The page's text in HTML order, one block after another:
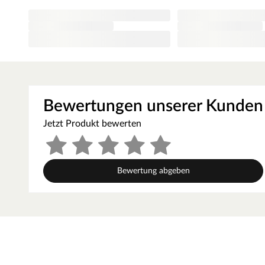
RAL-Farbfächer oder RAL-Farbkarten. Beide
Farbabgleich vor Ort.
Kantenausführung - Rundkante
Die Außenkanten des Türblattes sind abgerundet und
langlebiger als Eckkanten.
Bewertungen unserer Kunden
Jetzt Produkt bewerten
Bewertung abgeben